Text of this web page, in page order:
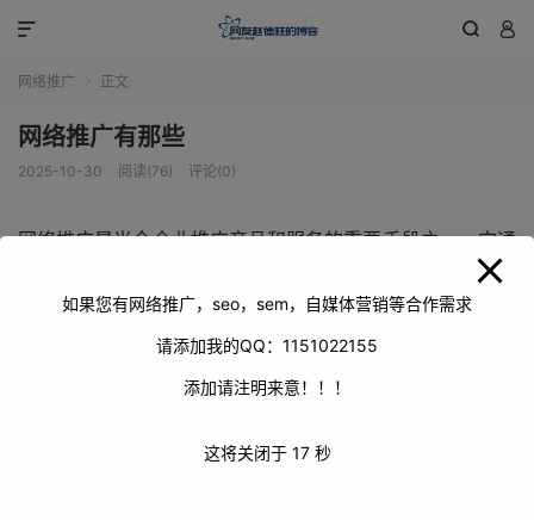
 

网络推广 正文
网络推广有那些
2025-10-30 阅读(76) 评论(0)
网络推广是当今企业推广产品和服务的重要手段之一，它通
过各种网络渠道和技术，将企业的信息传递给目标受众，提
高品牌知名度、增加产品销量和提升企业形象。网络推广的
方式多种多样，以下是一些常见的网络推广方法：
如果您有网络推广，seo，sem，自媒体营销等合作需求
请添加我的QQ：1151022155
添加请注明来意！！！
这将关闭于 16 秒